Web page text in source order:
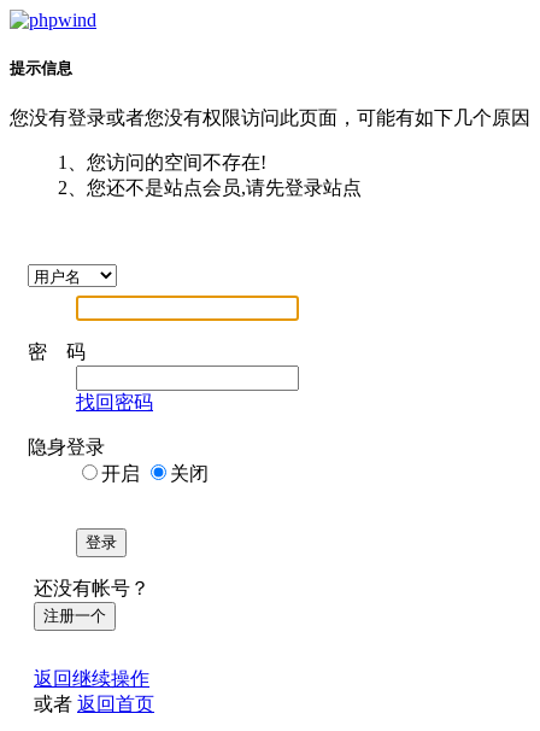
提示信息
您没有登录或者您没有权限访问此页面，可能有如下几个原因
1、您访问的空间不存在!
2、您还不是站点会员,请先登录站点
密 码
找回密码
隐身登录
开启
关闭
登录
还没有帐号？
注册一个
返回继续操作
或者 返回首页